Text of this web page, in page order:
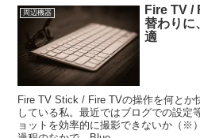
周辺機器
Fire TV /
替わりに
適
Fire TV Stick / Fire TVの操作を何とか
している私。最近ではブログでの設定
ョットを効率的に撮影できないか（※